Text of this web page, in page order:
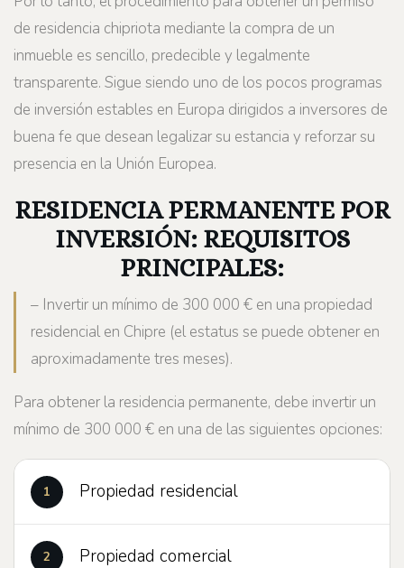
de residencia chipriota mediante la compra de un
inmueble es sencillo, predecible y legalmente
transparente. Sigue siendo uno de los pocos programas
de inversión estables en Europa dirigidos a inversores de
buena fe que desean legalizar su estancia y reforzar su
presencia en la Unión Europea.
RESIDENCIA PERMANENTE POR
INVERSIÓN: REQUISITOS
PRINCIPALES:
– Invertir un mínimo de 300 000 € en una propiedad
residencial en Chipre (el estatus se puede obtener en
aproximadamente tres meses).
Para obtener la residencia permanente, debe invertir un
mínimo de 300 000 € en una de las siguientes opciones:
Propiedad residencial
Propiedad comercial